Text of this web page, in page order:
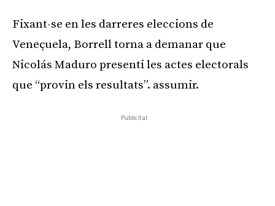
Fixant-se en les darreres eleccions de
Veneçuela, Borrell torna a demanar que
Nicolás Maduro presenti les actes electorals
que “provin els resultats”. assumir.
Publicitat